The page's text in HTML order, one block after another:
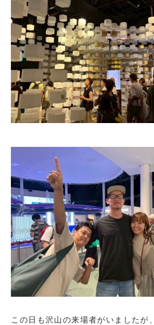
この日も沢山の来場者がいましたが、